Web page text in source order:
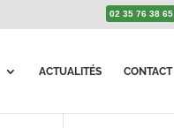
02 35 76 38 65
ACTUALITÉS CONTACT